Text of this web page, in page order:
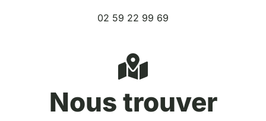
02 59 22 99 69
Nous trouver